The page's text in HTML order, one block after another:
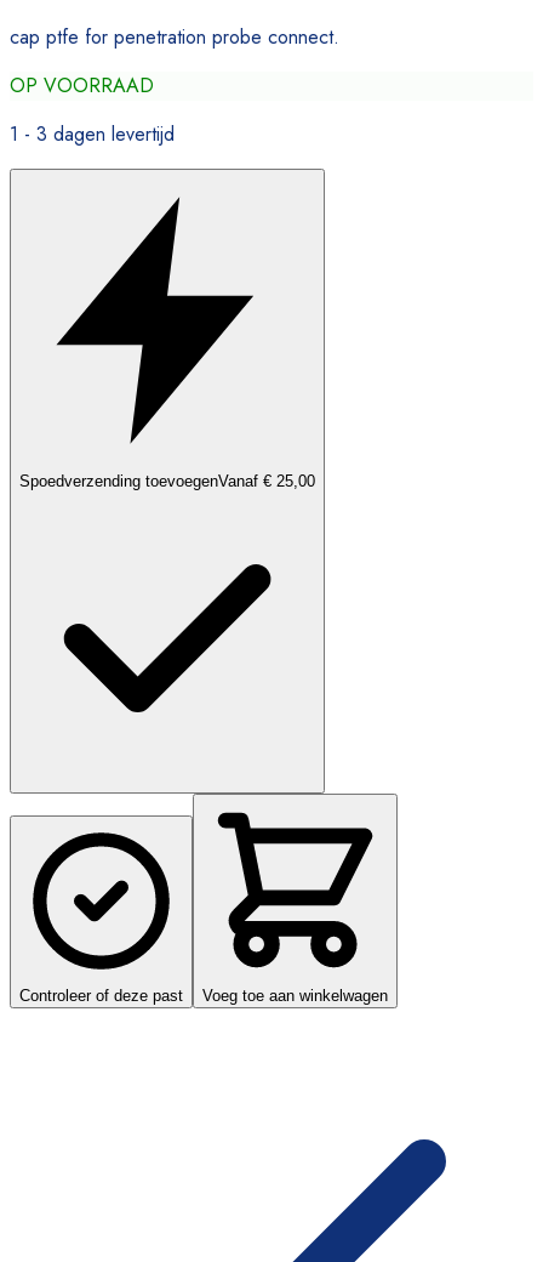
cap ptfe for penetration probe connect.
OP VOORRAAD
1 - 3 dagen levertijd
Spoedverzending toevoegenVanaf € 25,00
Controleer of deze past Voeg toe aan winkelwagen